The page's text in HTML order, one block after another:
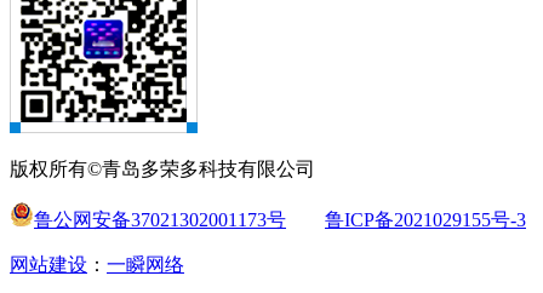
版权所有©青岛多荣多科技有限公司
鲁公网安备37021302001173号 鲁ICP备2021029155号-3
网站建设 ： 一瞬网络